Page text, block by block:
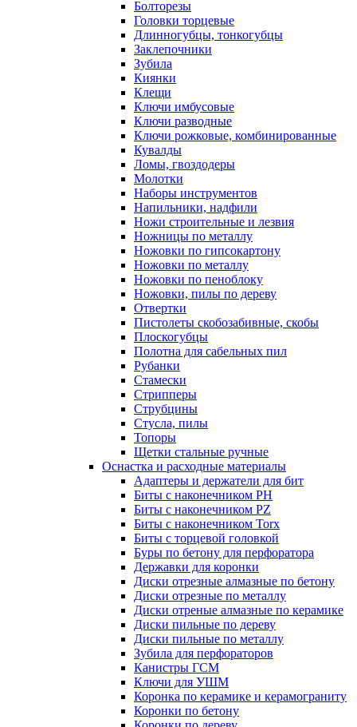
Болторезы
Головки торцевые
Длинногубцы, тонкогубцы
Заклепочники
Зубила
Киянки
Клещи
Ключи имбусовые
Ключи разводные
Ключи рожковые, комбинированные
Кувалды
Ломы, гвоздодеры
Молотки
Наборы инструментов
Напильники, надфили
Ножи строительные и лезвия
Ножницы по металлу
Ножовки по гипсокартону
Ножовки по металлу
Ножовки по пеноблоку
Ножовки, пилы по дереву
Отвертки
Пистолеты скобозабивные, скобы
Плоскогубцы
Полотна для сабельных пил
Рубанки
Стамески
Стрипперы
Струбцины
Стусла, пилы
Топоры
Щетки стальные ручные
Оснастка и расходные материалы
Адаптеры и держатели для бит
Биты с наконечником PH
Биты с наконечником PZ
Биты с наконечником Torx
Биты с торцевой головкой
Буры по бетону для перфоратора
Державки для коронки
Диски отрезные алмазные по бетону
Диски отрезные по металлу
Диски отреные алмазные по керамике
Диски пильные по дереву
Диски пильные по металлу
Зубила для перфораторов
Канистры ГСМ
Ключи для УШМ
Коронка по керамике и керамограниту
Коронки по бетону